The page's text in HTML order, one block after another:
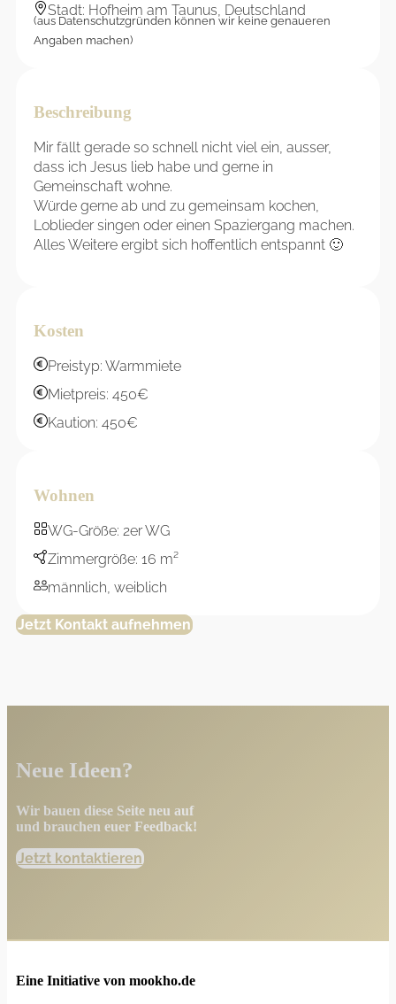
Stadt: Hofheim am Taunus, Deutschland
(aus Datenschutzgründen können wir keine genaueren
Angaben machen)
Beschreibung
Mir fällt gerade so schnell nicht viel ein, ausser,
dass ich Jesus lieb habe und gerne in
Gemeinschaft wohne.
Würde gerne ab und zu gemeinsam kochen,
Loblieder singen oder einen Spaziergang machen.
Alles Weitere ergibt sich hoffentlich entspannt 🙂
Kosten
Preistyp: Warmmiete
Mietpreis: 450€
Kaution: 450€
Wohnen
WG-Größe: 2er WG
Zimmergröße: 16 m²
männlich, weiblich
Jetzt Kontakt aufnehmen
Neue Ideen?
Wir bauen diese Seite neu auf
und brauchen euer Feedback!
Jetzt kontaktieren
Eine Initiative von mookho.de